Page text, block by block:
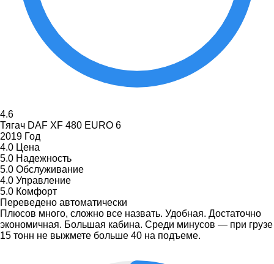
4.6
Тягач DAF XF 480 EURO 6
2019 Год
4.0 Цена
5.0 Надежность
5.0 Обслуживание
4.0 Управление
5.0 Комфорт
Переведено автоматически
Плюсов много, сложно все назвать. Удобная. Достаточно
экономичная. Большая кабина. Среди минусов — при грузе
15 тонн не выжмете больше 40 на подъеме.